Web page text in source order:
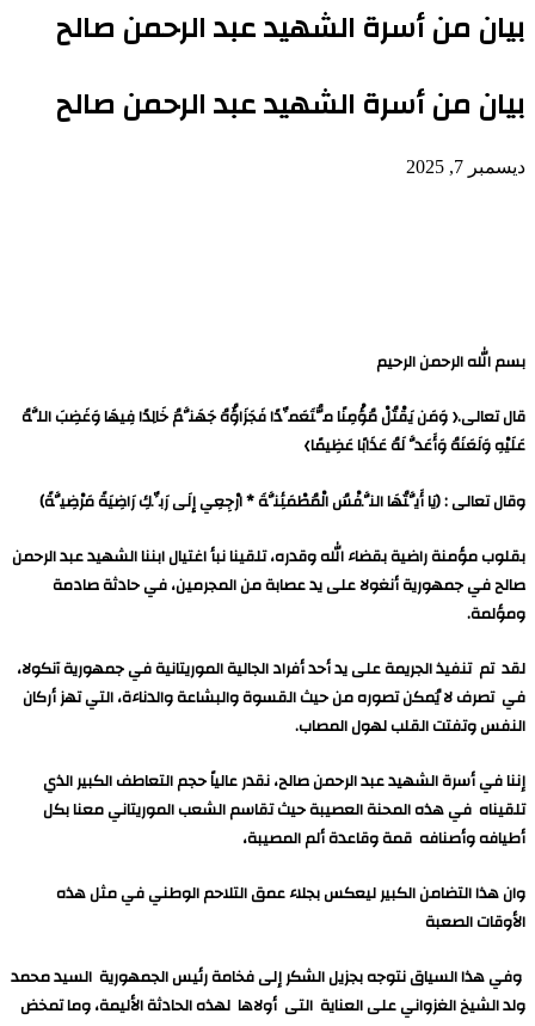
بيان من أسرة الشهيد عبد الرحمن صالح
بيان من أسرة الشهيد عبد الرحمن صالح
ديسمبر 7, 2025
بسم الله الرحمن الرحيم
قال تعالى.﴿ وَمَن يَقْتُلْ مُؤْمِنًا مُّتَعَمِّدًا فَجَزَاؤُهُ جَهَنَّمُ خَالِدًا فِيهَا وَغَضِبَ اللَّهُ
عَلَيْهِ وَلَعَنَهُ وَأَعَدَّ لَهُ عَذَابًا عَظِيمًا﴾
وقال تعالى : (يَا أَيَّتُهَا النَّفْسُ الْمُطْمَئِنَّةَ * ارْجِعِي إِلَى رَبِّكِ رَاضِيَةً مَرْضِيَّةً)
بقلوب مؤمنة راضية بقضاء الله وقدره، تلقينا نبأ اغتيال ابننا الشهيد عبد الرحمن
صالح في جمهورية أنغولا على يد عصابة من المجرمين، في حادثة صادمة
ومؤلمة.
لقد تم تنفيذ الجريمة على يد أحد أفراد الجالية الموريتانية في جمهورية آنكولا،
في تصرف لا يُمكن تصوره من حيث القسوة والبشاعة والدناءة، التي تهز أركان
النفس وتفتت القلب لهول المصاب.
إننا في أسرة الشهيد عبد الرحمن صالح، نقدر عالياً حجم التعاطف الكبير الذي
تلقيناه في هذه المحنة العصيبة حيث تقاسم الشعب الموريتاني معنا بكل
أطيافه وأصنافه قمة وقاعدة ألم المصيبة،
وان هذا التضامن الكبير ليعكس بجلاء عمق التلاحم الوطني في مثل هذه
الأوقات الصعبة
وفي هذا السياق نتوجه بجزيل الشكر إلى فخامة رئيس الجمهورية السيد محمد
ولد الشيخ الغزواني على العناية التى أولاها لهذه الحادثة الأليمة، وما تمخض